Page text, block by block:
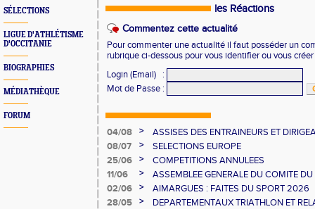
SÉLECTIONS
LIGUE D'ATHLÉTISME
D'OCCITANIE
BIOGRAPHIES
MÉDIATHÈQUE
FORUM
les Réactions
Commentez cette actualité
Pour commenter une actualité il faut posséder un
rubrique ci-dessous pour vous identifier ou vous
Login (Email)
:
Mot de Passe :
04/08 >
ASSISES DES ENTRAINEURS ET
08/07
>
SELECTIONS EUROPE
25/06
>
COMPETITIONS ANNULEES
11/06
>
ASSEMBLEE GENERALE DU COMITE
02/06
>
AIMARGUES : FAITES DU SPORT 2026
28/05
>
DEPARTEMENTAUX TRIATHLON ET